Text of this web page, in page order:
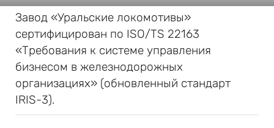
Завод «Уральские локомотивы»
сертифицирован по ISO/TS 22163
«Требования к системе управления
бизнесом в железнодорожных
организациях» (обновленный стандарт
IRIS-3).